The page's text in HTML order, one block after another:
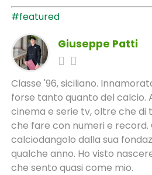
#featured
Giuseppe Patti
Classe '96, siciliano.
forse tanto quanto del calcio.
cinema e serie tv, oltre che di
che fare con numeri e record.
calciodangolo dalla sua
qualche anno. Ho visto
che sento quasi come mio.